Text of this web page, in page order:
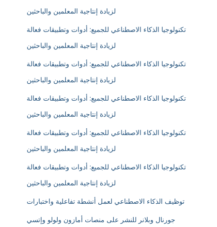
لزيادة إنتاجية المعلمين والباحثين
تكنولوجيا الذكاء الاصطناعي للجميع: أدوات وتطبيقات فعالة
لزيادة إنتاجية المعلمين والباحثين
تكنولوجيا الذكاء الاصطناعي للجميع: أدوات وتطبيقات فعالة
لزيادة إنتاجية المعلمين والباحثين
تكنولوجيا الذكاء الاصطناعي للجميع: أدوات وتطبيقات فعالة
لزيادة إنتاجية المعلمين والباحثين
تكنولوجيا الذكاء الاصطناعي للجميع: أدوات وتطبيقات فعالة
لزيادة إنتاجية المعلمين والباحثين
تكنولوجيا الذكاء الاصطناعي للجميع: أدوات وتطبيقات فعالة
لزيادة إنتاجية المعلمين والباحثين
توظيف الذكاء الاصطناعي لعمل أنشطة تفاعلية واختبارات
جورنال وبلانر للنشر على منصات أمازون ولولو وإتسي